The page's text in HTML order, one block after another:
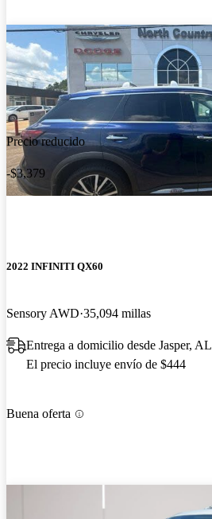
Precio reducido
-$3,379
2022 INFINITI QX60
Sensory AWD 35,094 millas
Entrega a domicilio desde Jasper, AL
El precio incluye envío de $444
Buena oferta